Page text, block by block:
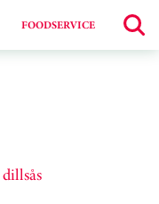
FOODSERVICE